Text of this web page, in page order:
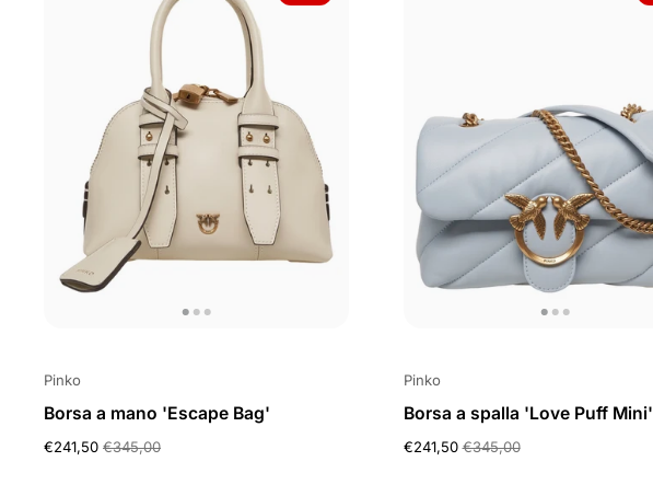
Pinko
Borsa a mano 'Escape Bag'
€241,50 €345,00
Pinko
Borsa a spalla 'Love Puff Mini'
€241,50 €345,00